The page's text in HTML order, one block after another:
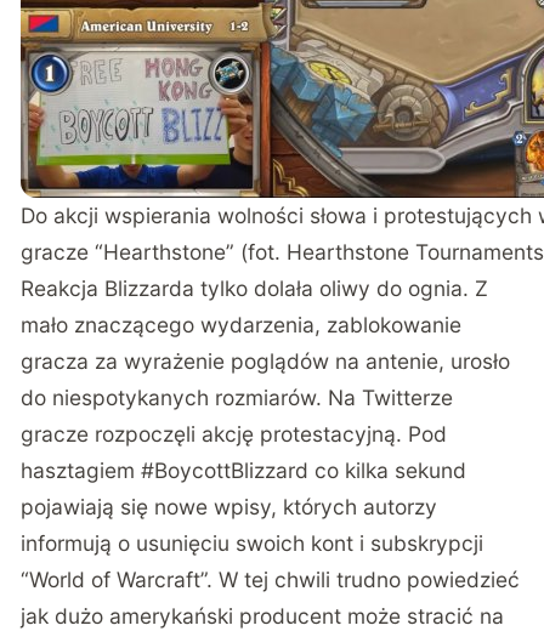
Do akcji wspierania wolności słowa i protestujących
gracze “Hearthstone” (fot. Hearthstone
Reakcja Blizzarda tylko dolała oliwy do ognia. Z
mało znaczącego wydarzenia, zablokowanie
gracza za wyrażenie poglądów na antenie, urosło
do niespotykanych rozmiarów. Na Twitterze
gracze rozpoczęli akcję protestacyjną. Pod
hasztagiem #BoycottBlizzard co kilka sekund
pojawiają się nowe wpisy, których autorzy
informują o usunięciu swoich kont i subskrypcji
“World of Warcraft”. W tej chwili trudno powiedzieć
jak dużo amerykański producent może stracić na